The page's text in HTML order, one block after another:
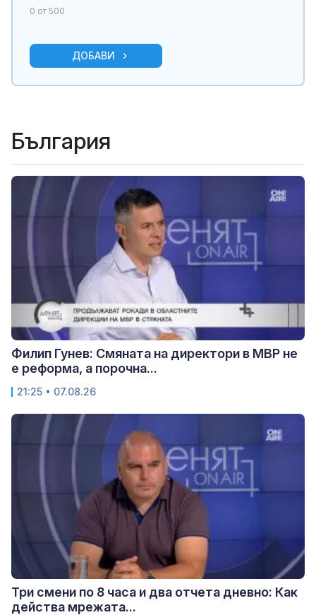
0 от 500
ДОБАВИ
България
Филип Гунев: Смяната на директори в МВР не
е реформа, а порочна...
21:25 • 07.08.26
Три смени по 8 часа и два отчета дневно: Как
действа мрежата...